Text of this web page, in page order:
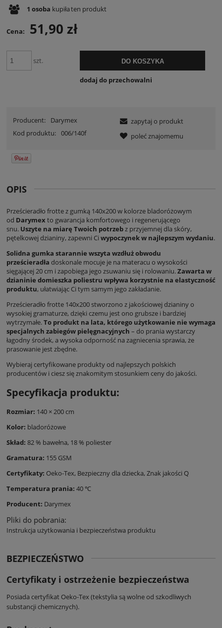
1 osoba kupiłaten produkt
Cena: 51,90 zł
szt. DO KOSZYKA
dodaj do przechowalni
Producent:
Darymex
Kod produktu: 006/140f
zapytaj o produkt
poleć znajomemu
OPIS
Prześcieradło frotte z gumką 140x200 w kolorze bladoróżowym
od Darymex to gwarancja komfortowego i regenerującego
snu. Uszyte na miarę Twoich potrzeb z przyjemnej dla skóry,
pętelkowej dzianiny, zapewni Ci wypoczynek w najlepszym wydaniu.
Solidna gumka starannie wszyta wzdłuż obwodu
prześcieradła doskonale mocuje je na materacu o wysokości
sięgającej 20 cm i zapobiega jego zsuwaniu się i rolowaniu. Zawarta w
dzianinie domieszka poliestru wpływa korzystnie na elastyczność
produktu, ułatwiając Ci tym samym jego zakładanie.
Prześcieradło frotte 140x200 stworzono z jakościowej dzianiny o
wysokiej gramaturze, dzięki czemu jest ono grubsze i bardziej
wytrzymałe. To produkt na lata, którego użytkowanie nie wymaga
specjalnych zabiegów pielęgnacyjnych – do prania wystarczy
łagodny środek, a wysoka odporność na zagniecenia sprawia, że
prasowanie jest zbędne.
Wybieraj certyfikowane produkty od najlepszych polskich
producentów i ciesz się znakomitym stosunkiem ceny do jakości.
Specyfikacja produktu:
Rozmiar: 140 × 200 cm
Kolor: bladoróżowe
Skład: 82 % bawełna, 18 % poliester
Gramatura: 155 GSM
Certyfikaty: Oeko-Tex, Bezpieczny dla dziecka, Znak jakości Q
Temperatura prania: 40 ℃
Producent: Darymex
Pliki do pobrania:
Instrukcja użytkowania i bezpieczeństwa produktu
BEZPIECZEŃSTWO
Certyfikaty i ostrzeżenie bezpieczeństwa
Posiada certyfikat Oeko-Tex (tekstylia są wolne od szkodliwych
substancji chemicznych).